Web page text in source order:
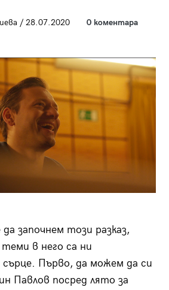
/ 28.07.2020
0 коментара
започнем този разказ,
в него са ни
сърце. Първо, да можем да си
Павлов посред лято за